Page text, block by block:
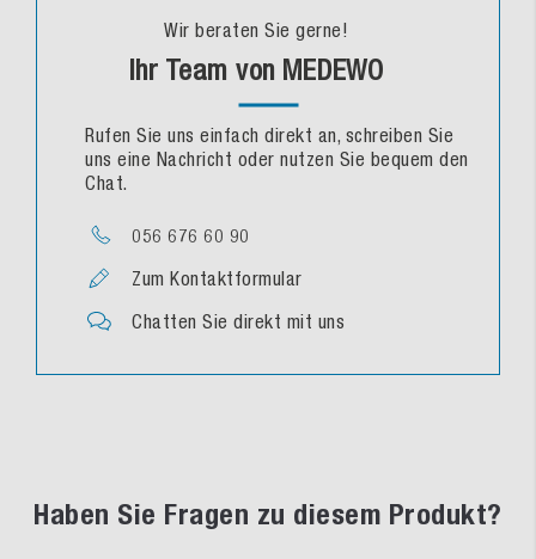
Wir beraten Sie gerne!
Ihr Team von MEDEWO
Rufen Sie uns einfach direkt an, schreiben Sie
uns eine Nachricht oder nutzen Sie bequem den
Chat.
056 676 60 90
Zum Kontaktformular
Chatten Sie direkt mit uns
Haben Sie Fragen zu diesem Produkt?